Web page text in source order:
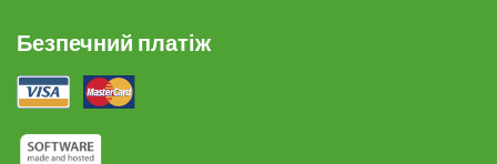
Безпечний платіж